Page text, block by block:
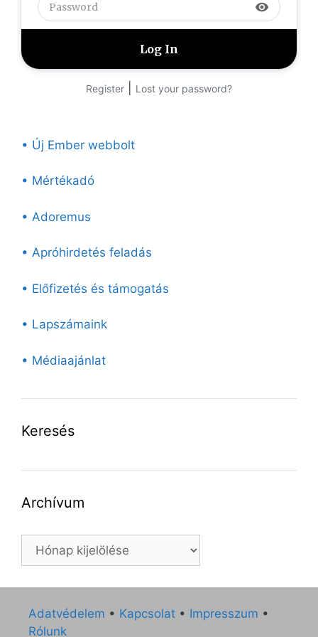
visibility
Register Lost your password?
• Új Ember webbolt
• Mértékadó
• Adoremus
• Apróhirdetés feladás
• Előfizetés és támogatás
• Lapszámaink
• Médiaajánlat
Keresés
Archívum
Archívum
Adatvédelem • Kapcsolat • Impresszum •
Rólunk